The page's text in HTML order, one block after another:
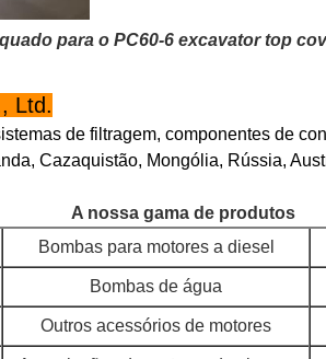
para o PC60-6 excavator top
Ltd.
de filtragem, componentes de
Cazaquistão, Mongólia, Rússia,
A nossa gama de produtos
Bombas para motores a diesel
Bombas de água
Outros acessórios de motores